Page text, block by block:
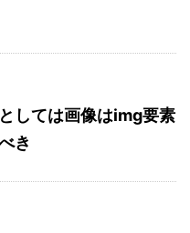
しては画像はimg要素
き